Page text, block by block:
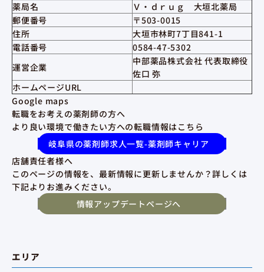
薬局名
Ｖ・ｄｒｕｇ 大垣北薬局
郵便番号
〒503-0015
住所
大垣市林町7丁目841-1
電話番号
0584-47-5302
運営企業
中部薬品株式会社 代表取締役
佐口 弥
ホームページURL
Google maps
転職をお考えの薬剤師の方へ
より良い環境で働きたい方への転職情報はこちら
岐阜県の薬剤師求人一覧-薬剤師キャリア
店舗責任者様へ
このページの情報を、最新情報に更新しませんか？詳しくは
下記よりお進みください。
情報アップデートページへ
エリア